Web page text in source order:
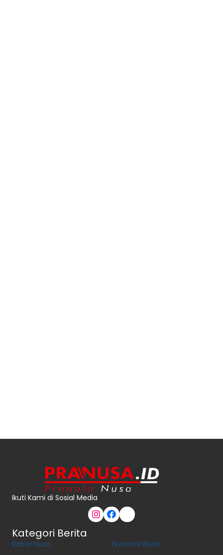
Ikuti Kami di Sosial Media
Kategori Berita
Kabar Nusa Ekonomi Bisnis